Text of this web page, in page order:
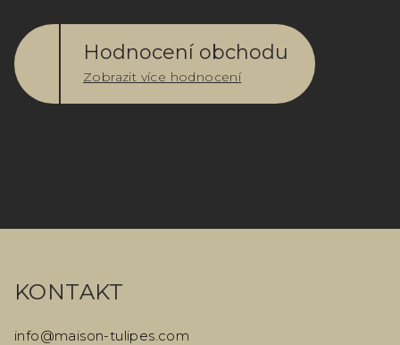
Hodnocení obchodu
Zobrazit více hodnocení
KONTAKT
info@maison-tulipes.com